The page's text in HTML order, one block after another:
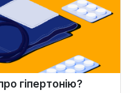
гіпертонію?